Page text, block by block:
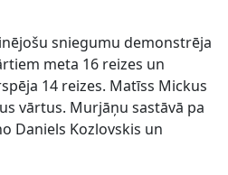
sniegumu demonstrēja
meta 16 reizes un
14 reizes. Matīss Mickus
vārtus. Murjāņu sastāvā pa
Daniels Kozlovskis un